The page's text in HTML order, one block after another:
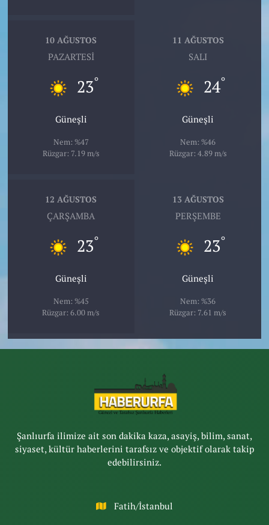
10 AĞUSTOS
PAZARTESI
23°
Güneşli
Nem: %47
Rüzgar: 7.19 m/s
11 AĞUSTOS
SALI
24°
Güneşli
Nem: %46
Rüzgar: 4.89 m/s
12 AĞUSTOS
ÇARŞAMBA
23°
Güneşli
Nem: %45
Rüzgar: 6.00 m/s
13 AĞUSTOS
PERŞEMBE
23°
Güneşli
Nem: %36
Rüzgar: 7.61 m/s
Şanlıurfa ilimize ait son dakika kaza, asayiş, bilim, sanat,
siyaset, kültür haberlerini tarafsız ve objektif olarak takip
edebilirsiniz.
Fatih/İstanbul